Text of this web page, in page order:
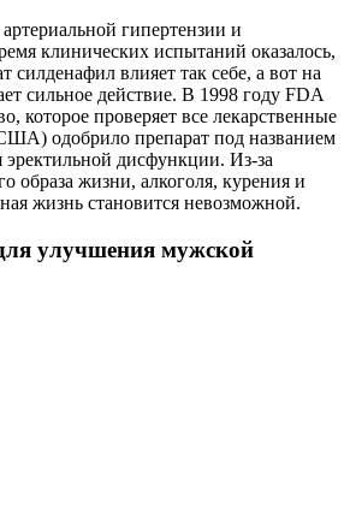
гипертензии и
клинических испытаний оказалось,
силденафил влияет так себе, а вот на
сильное действие. В 1998 году FDA
которое проверяет все лекарственные
одобрило препарат под названием
эректильной дисфункции. Из-за
образа жизни, алкоголя, курения и
жизнь становится невозможной.
улучшения мужской